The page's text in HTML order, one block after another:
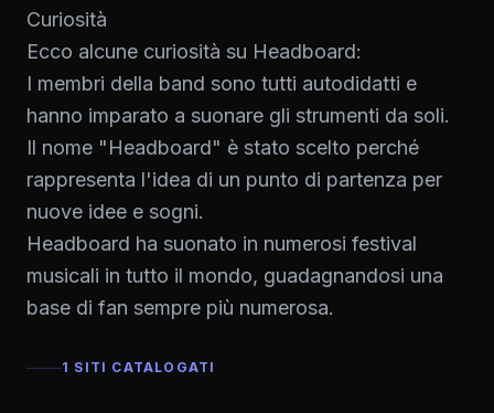
Curiosità
Ecco alcune curiosità su Headboard:
I membri della band sono tutti autodidatti e
hanno imparato a suonare gli strumenti da soli.
Il nome "Headboard" è stato scelto perché
rappresenta l'idea di un punto di partenza per
nuove idee e sogni.
Headboard ha suonato in numerosi festival
musicali in tutto il mondo, guadagnandosi una
base di fan sempre più numerosa.
1 SITI CATALOGATI